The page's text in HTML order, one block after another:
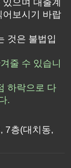
으며 대출계
어보시기 바랍
것은 불법입
줄 수 있습니
하락으로 다
.
7층(대치동,